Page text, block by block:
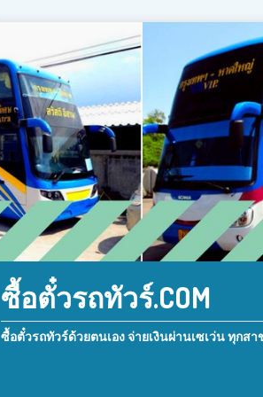
ซื้อตั๋วรถทัวร์.COM
ซื้อตั๋วรถทัวร์ด้วยตนเอง จ่ายเงินผ่านเซเว่น ทุกสา